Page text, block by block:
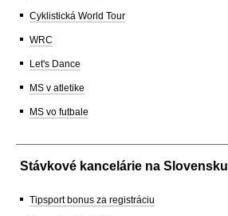
Cyklistická World Tour
WRC
Let's Dance
MS v atletike
MS vo futbale
Stávkové kancelárie na Slovensku
Tipsport bonus za registráciu